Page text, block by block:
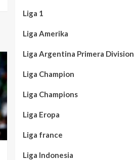
Liga 1
Liga Amerika
Liga Argentina Primera Division
Liga Champion
Liga Champions
Liga Eropa
Liga france
Liga Indonesia